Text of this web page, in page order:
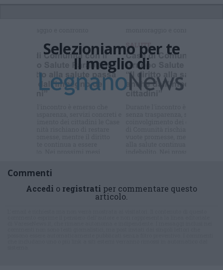
Selezioniamo per te
Il meglio di
Commenti
Accedi o registrati per commentare questo
articolo.